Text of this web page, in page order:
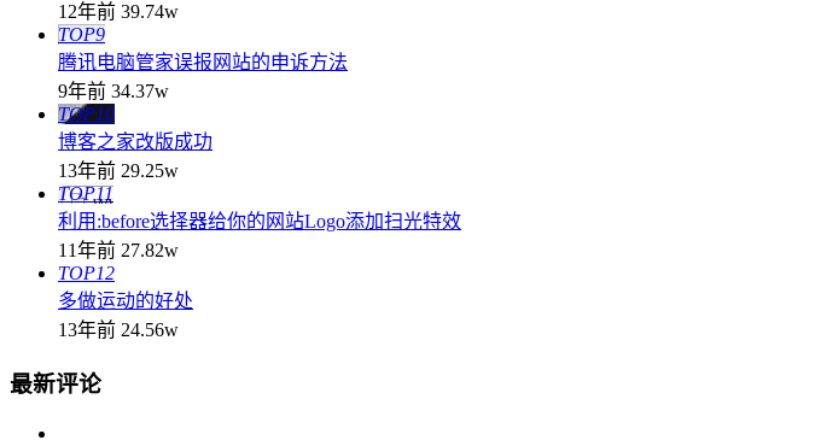
12年前 39.74w
TOP9
腾讯电脑管家误报网站的申诉方法
9年前 34.37w
TOP10
博客之家改版成功
13年前 29.25w
TOP11
利用:before选择器给你的网站Logo添加扫光特效
11年前 27.82w
TOP12
多做运动的好处
13年前 24.56w
最新评论